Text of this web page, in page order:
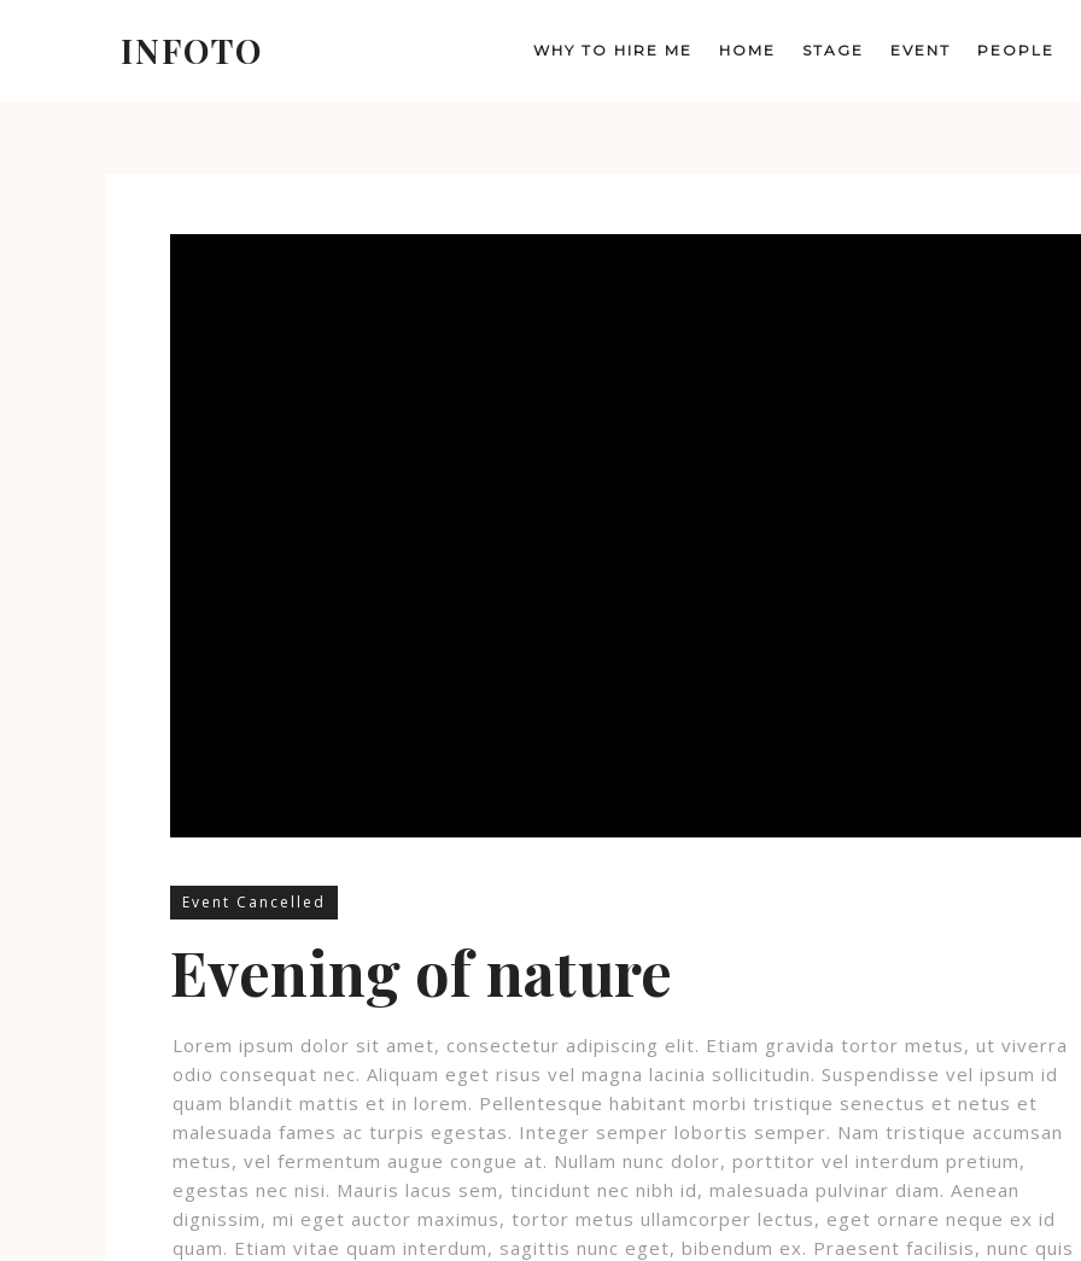
INFOTO WHY TO HIRE ME HOME STAGE EVENT PEOPLE
Event Cancelled
Evening of nature
Lorem ipsum dolor sit amet, consectetur adipiscing elit. Etiam gravida tortor metus, ut viverra
odio consequat nec. Aliquam eget risus vel magna lacinia sollicitudin. Suspendisse vel ipsum id
quam blandit mattis et in lorem. Pellentesque habitant morbi tristique senectus et netus et
malesuada fames ac turpis egestas. Integer semper lobortis semper. Nam tristique accumsan
metus, vel fermentum augue congue at. Nullam nunc dolor, porttitor vel interdum pretium,
egestas nec nisi. Mauris lacus sem, tincidunt nec nibh id, malesuada pulvinar diam. Aenean
dignissim, mi eget auctor maximus, tortor metus ullamcorper lectus, eget ornare neque ex id
quam. Etiam vitae quam interdum, sagittis nunc eget, bibendum ex. Praesent facilisis, nunc quis